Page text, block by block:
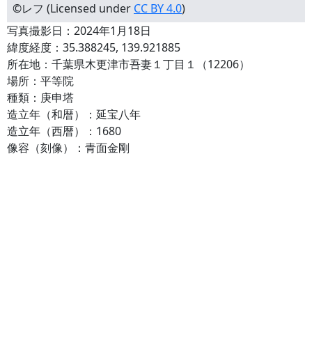
©レフ (Licensed under CC BY 4.0)
写真撮影日：2024年1月18日
緯度経度：35.388245, 139.921885
所在地：千葉県木更津市吾妻１丁目１（12206）
場所：平等院
種類：庚申塔
造立年（和暦）：延宝八年
造立年（西暦）：1680
像容（刻像）：青面金剛